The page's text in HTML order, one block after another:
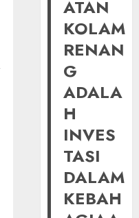
ATAN
KOLAM
RENAN
G
ADALA
H
INVES
TASI
DALAM
KEBAH